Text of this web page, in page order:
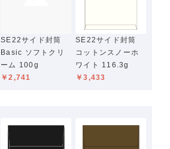
SE22サイド封筒
Basic ソフトクリ
ーム 100g
￥2,741
SE22サイド封筒
コットンスノーホ
ワイト 116.3g
￥3,433